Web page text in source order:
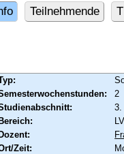
Teilnehmende
2
3.
Bereich:
Dozent:
Zeit: